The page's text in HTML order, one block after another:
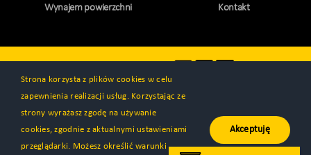
Wynajem powierzchni
Kontakt
© Wszystkie prawa zastrzeżone 2000 - 2026 | CLIP Group S.A. |
Strona korzysta z plików cookies w celu
zapewnienia realizacji usług. Korzystając ze
strony wyrażasz zgodę na używanie
cookies, zgodnie z aktualnymi ustawieniami
przeglądarki. Możesz określić warunki
Akceptuję